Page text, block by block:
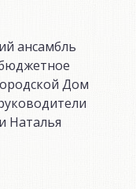
ансамбль
Дом
Наталья